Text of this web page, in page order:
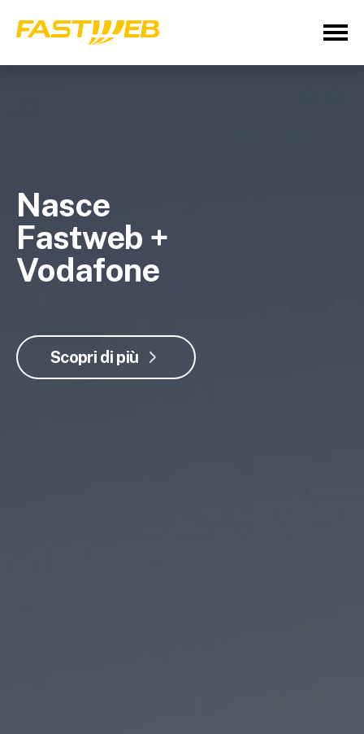
Nasce
Fastweb +
Vodafone
Scopri di più